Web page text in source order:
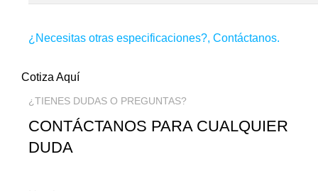
¿Necesitas otras especificaciones?, Contáctanos.
Cotiza Aquí
¿TIENES DUDAS O PREGUNTAS?
CONTÁCTANOS PARA CUALQUIER
DUDA